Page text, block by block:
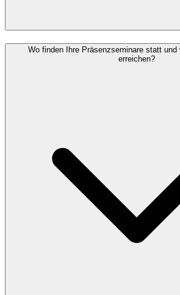
Wo finden Ihre Präsenzseminare statt und
erreichen?